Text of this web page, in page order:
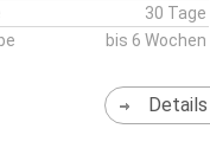
30 Tage
bis 6 Wochen
Details